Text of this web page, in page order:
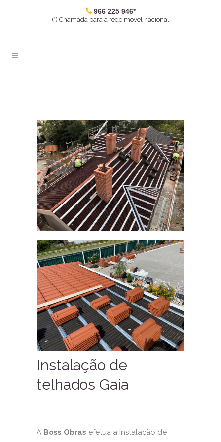
966 225 946*
(*) Chamada para a rede móvel nacional
Instalação de
telhados Gaia
A Boss Obras efetua a instalação de